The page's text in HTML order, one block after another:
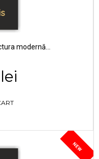
modernă...
NEW